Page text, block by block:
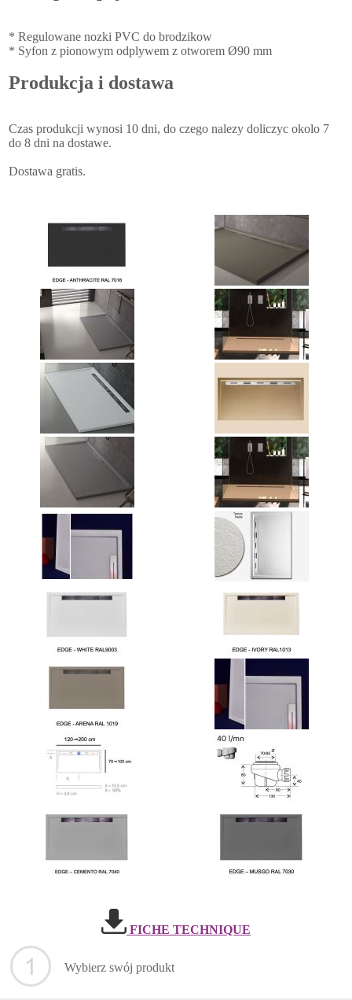
* Regulowane nozki PVC do brodzikow
* Syfon z pionowym odplywem z otworem Ø90 mm
Produkcja i dostawa
Czas produkcji wynosi 10 dni, do czego nalezy doliczyc okolo 7
do 8 dni na dostawe.
Dostawa gratis.
FICHE TECHNIQUE
Wybierz swój produkt